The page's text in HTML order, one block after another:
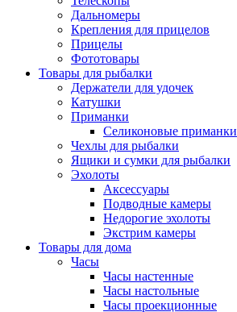
Дальномеры
Крепления для прицелов
Прицелы
Фототовары
Товары для рыбалки
Держатели для удочек
Катушки
Приманки
Селиконовые приманки
Чехлы для рыбалки
Ящики и сумки для рыбалки
Эхолоты
Аксессуары
Подводные камеры
Недорогие эхолоты
Экстрим камеры
Товары для дома
Часы
Часы настенные
Часы настольные
Часы проекционные